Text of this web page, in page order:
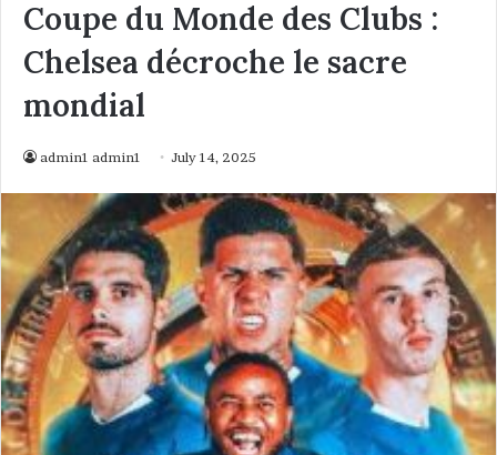
Coupe du Monde des Clubs :
Chelsea décroche le sacre
mondial
admin1 admin1 July 14, 2025